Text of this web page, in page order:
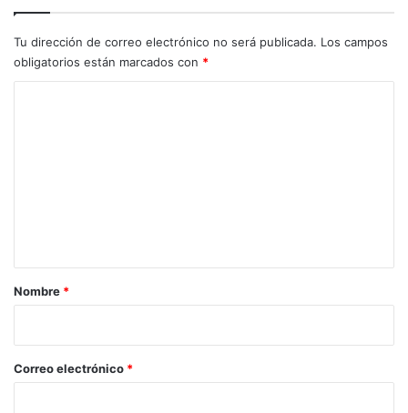
d
i
a
Tu dirección de correo electrónico no será publicada. Los campos
obligatorios están marcados con *
r
*
Nombre *
Correo electrónico *